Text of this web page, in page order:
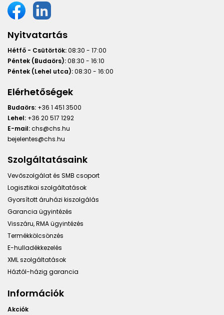
Nyitvatartás
Hétfő - Csütörtök:08:30 - 17:00
Péntek (Budaörs):08:30 - 16:10
Péntek (Lehel utca):08:30 - 16:00
Elérhetőségek
Budaörs: +36 1 451 3500
Lehel: +36 20 517 1292
E-mail:chs@chs.hu
bejelentes@chs.hu
Szolgáltatásaink
Vevőszolgálat és SMB csoport
Logisztikai szolgáltatások
Gyorsított áruházi kiszolgálás
Garancia ügyintézés
Visszáru, RMA ügyintézés
Termékkölcsönzés
E-hulladékkezelés
XML szolgáltatások
Háztól-házig garancia
Információk
Akciók